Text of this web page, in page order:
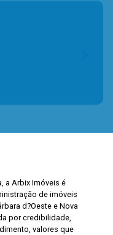
a Arbix Imóveis é
de imóveis
d?Oeste e Nova
por credibilidade,
valores que